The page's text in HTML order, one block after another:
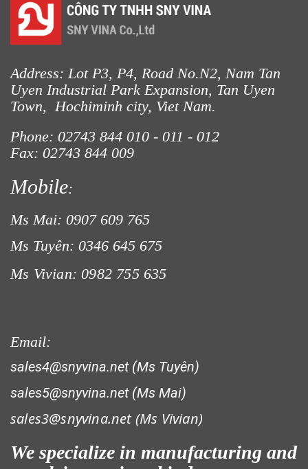
Address: Lot P3, P4, Road No.N2, Nam Tan
Uyen Industrial Park Expansion, Tan Uyen
Town, Hochiminh city, Viet Nam.
Phone: 02743 844 010 - 011 - 012
Fax: 02743 844 009
Mobile:
Ms Mai: 0907 609 765
Ms Tuyên: 0346 645 675
Ms Vivian: 0982 755 635
Email:
sales4@snyvina.net (Ms Tuyên)
sales5@snyvina.net (Ms Mai)
sales3@snyvina.net (Ms Vivian)
We specialize in manufacturing and